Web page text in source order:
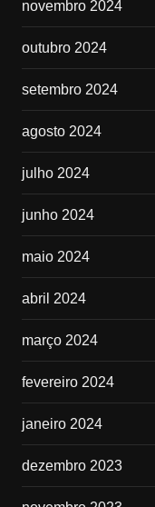
novembro 2024
outubro 2024
setembro 2024
agosto 2024
julho 2024
junho 2024
maio 2024
abril 2024
março 2024
fevereiro 2024
janeiro 2024
dezembro 2023